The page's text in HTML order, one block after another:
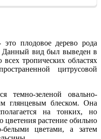
плодовое дерево рода
Данный вид был выведен в
всех тропических областях
цитрусовой
темно-зеленой овально-
глянцевым блеском. Она
на тонких, но
цветения растение обильно
белыми цветами, а затем